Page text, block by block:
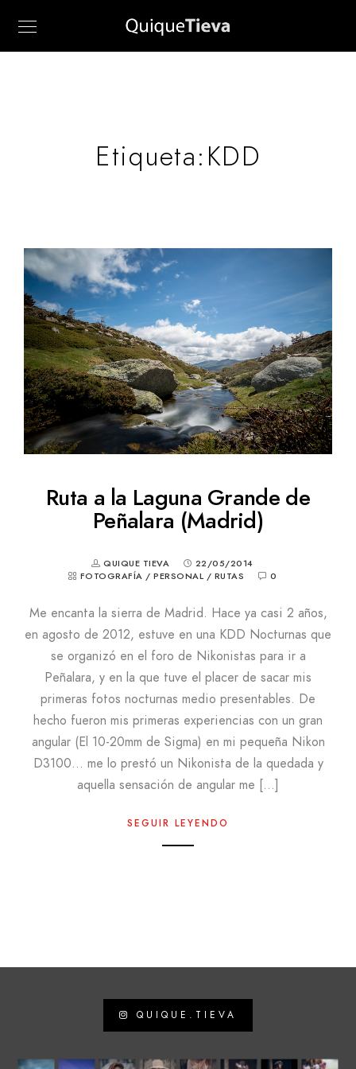
Etiqueta:KDD
Ruta a la Laguna Grande de
Peñalara (Madrid)
QUIQUE TIEVA
22/05/2014
FOTOGRAFÍA /PERSONAL / RUTAS 0
Me encanta la sierra de Madrid. Hace ya casi 2 años,
en agosto de 2012, estuve en una KDD Nocturnas que
se organizó en el foro de Nikonistas para ir a
Peñalara, y en la que tuve el placer de sacar mis
primeras fotos nocturnas medio presentables. De
hecho fueron mis primeras experiencias con un gran
angular (El 10-20mm de Sigma) en mi pequeña Nikon
D3100… me lo prestó un Nikonista de la quedada y
aquella sensación de angular me […]
SEGUIR LEYENDO
QUIQUE.TIEVA